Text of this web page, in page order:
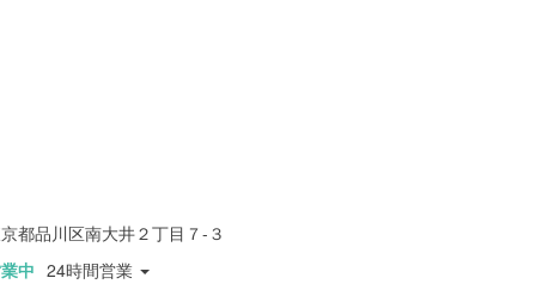
都品川区南大井２丁目７-３
中 24時間営業